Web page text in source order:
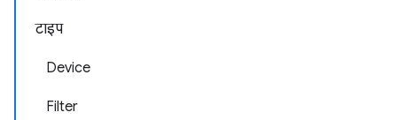
टाइप
Device
Filter